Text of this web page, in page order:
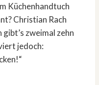
Küchenhandtuch
Christian Rach
zweimal zehn
jedoch: